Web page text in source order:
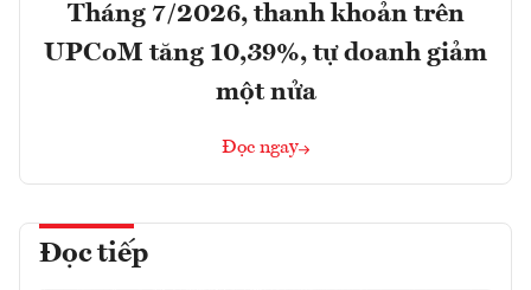
Tháng 7/2026, thanh khoản trên
UPCoM tăng 10,39%, tự doanh giảm
một nửa
Đọc ngay
Đọc tiếp